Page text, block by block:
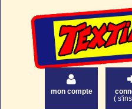
mon compte
(